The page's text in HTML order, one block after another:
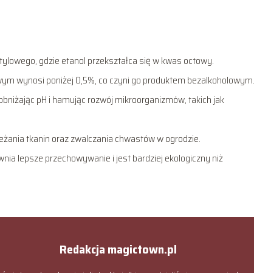
gdzie etanol przekształca się w kwas octowy.
wynosi poniżej 0,5%, co czyni go produktem bezalkoholowym.
pH i hamując rozwój mikroorganizmów, takich jak
tkanin oraz zwalczania chwastów w ogrodzie.
lepsze przechowywanie i jest bardziej ekologiczny niż
Redakcja magictown.pl